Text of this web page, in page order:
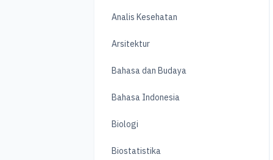
Analis Kesehatan
Arsitektur
Bahasa dan Budaya
Bahasa Indonesia
Biologi
Biostatistika